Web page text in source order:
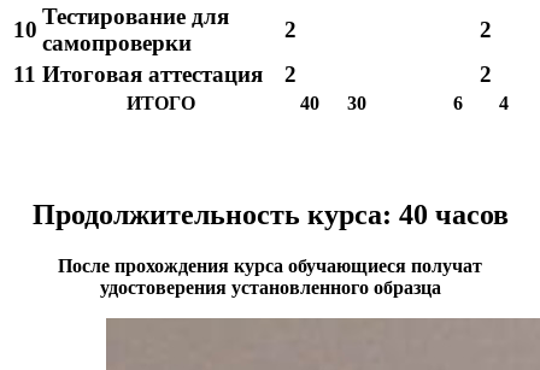
10
Тестирование для
самопроверки
2
2
11 Итоговая аттестация 2 2
ИТОГО 40 30 6 4
Продолжительность курса: 40 часов
После прохождения курса обучающиеся получат
удостоверения установленного образца